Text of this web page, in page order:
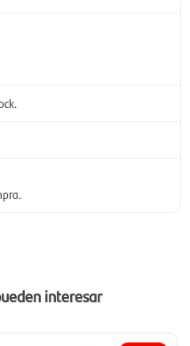
interesar